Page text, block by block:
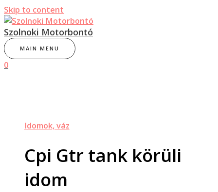
Skip to content
Szolnoki Motorbontó
MAIN MENU
0
Idomok, váz
Cpi Gtr tank körüli
idom